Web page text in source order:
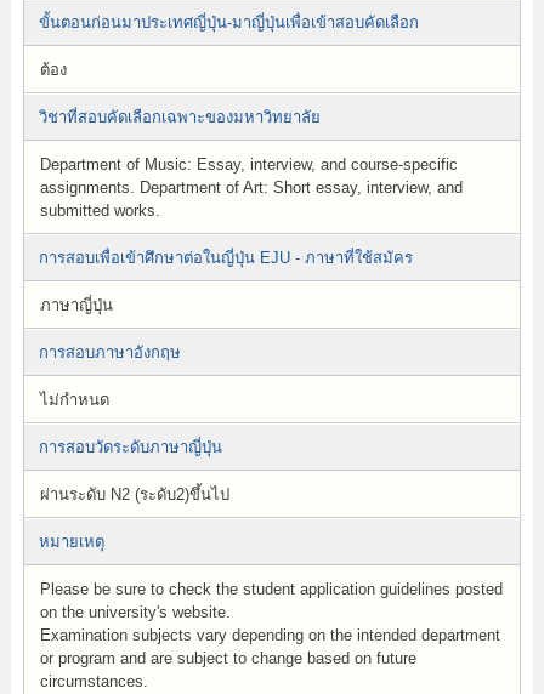
ขั้นตอนก่อนมาประเทศญี่ปุ่น-มาญี่ปุ่นเพื่อเข้าสอบคัดเลือก
ต้อง
วิชาที่สอบคัดเลือกเฉพาะของมหาวิทยาลัย
Department of Music: Essay, interview, and course-specific
assignments. Department of Art: Short essay, interview, and
submitted works.
การสอบเพื่อเข้าศึกษาต่อในญี่ปุ่น EJU - ภาษาที่ใช้สมัคร
ภาษาญี่ปุ่น
การสอบภาษาอังกฤษ
ไม่กำหนด
การสอบวัดระดับภาษาญี่ปุ่น
ผ่านระดับ N2 (ระดับ2)ขึ้นไป
หมายเหตุ
Please be sure to check the student application guidelines posted
on the university's website.
Examination subjects vary depending on the intended department
or program and are subject to change based on future
circumstances.